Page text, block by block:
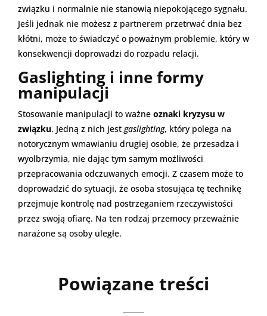
związku i normalnie nie stanowią niepokojącego sygnału.
Jeśli jednak nie możesz z partnerem przetrwać dnia bez
kłótni, może to świadczyć o poważnym problemie, który w
konsekwencji doprowadzi do rozpadu relacji.
Gaslighting i inne formy
manipulacji
Stosowanie manipulacji to ważne oznaki kryzysu w
związku. Jedną z nich jest gaslighting, który polega na
notorycznym wmawianiu drugiej osobie, że przesadza i
wyolbrzymia, nie dając tym samym możliwości
przepracowania odczuwanych emocji. Z czasem może to
doprowadzić do sytuacji, że osoba stosująca tę technikę
przejmuje kontrolę nad postrzeganiem rzeczywistości
przez swoją ofiarę. Na ten rodzaj przemocy przeważnie
narażone są osoby uległe.
Powiązane treści